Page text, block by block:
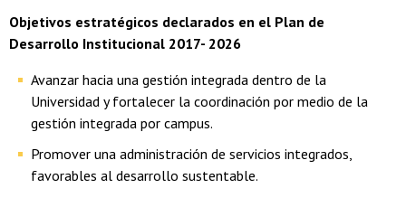
Objetivos estratégicos declarados en el Plan de
Desarrollo Institucional 2017- 2026
Avanzar hacia una gestión integrada dentro de la
Universidad y fortalecer la coordinación por medio de la
gestión integrada por campus.
Promover una administración de servicios integrados,
favorables al desarrollo sustentable.